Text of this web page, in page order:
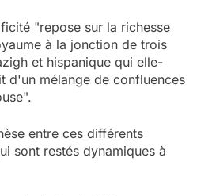
"repose sur la richesse
à la jonction de trois
et hispanique qui elle-
d'un mélange de confluences
entre ces différents
sont restés dynamiques à